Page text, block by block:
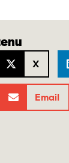
X
Email